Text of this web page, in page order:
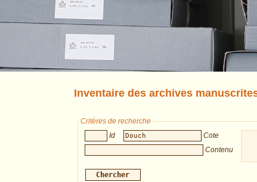
Inventaire des archives
Critères de recherche
Id
Cote
Contenu